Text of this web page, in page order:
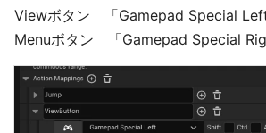
Viewボタン 「Gamepad Special Left
Menuボタン 「Gamepad Special